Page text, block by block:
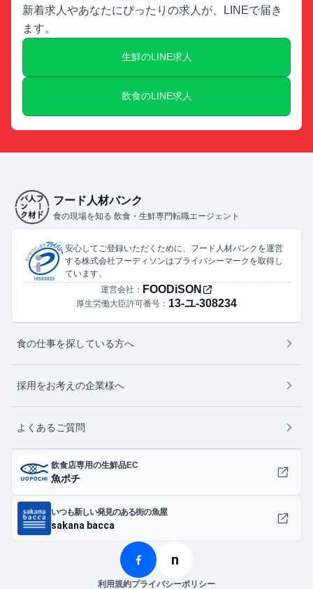
新着求人やあなたにぴったりの求人が、LINEで届き
ます。
生鮮のLINE求人
飲食のLINE求人
フード人材バンク
食の現場を知る 飲食・生鮮専門転職エージェント
安心してご登録いただくために、フード人材バンクを運営
する株式会社フーディソンはプライバシーマークを取得し
ています。
運営会社： FOODiSON
厚生労働大臣許可番号： 13-ユ-308234
食の仕事を探している方へ
採用をお考えの企業様へ
よくあるご質問
飲食店専用の生鮮品EC
魚ポチ
いつも新しい発見のある街の魚屋
sakana bacca
n
利用規約プライバシーポリシー